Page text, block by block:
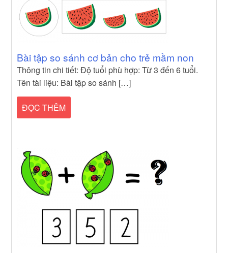
Bài tập so sánh cơ bản cho trẻ mầm non
Thông tin chi tiết: Độ tuổi phù hợp: Từ 3 đến 6 tuổi.
Tên tài liệu: Bài tập so sánh […]
ĐỌC THÊM